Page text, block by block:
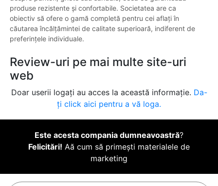
produse rezistente și confortabile. Societatea are ca
obiectiv să ofere o gamă completă pentru cei aflați în
căutarea încălțămintei de calitate superioară, indiferent de
preferințele individuale.
Review-uri pe mai multe site-uri
web
Doar userii logați au acces la această informație. Da-
ți click aici pentru a vă loga.
Este acesta compania dumneavoastră?
Felicitări! Aă cum să primești materialele de
marketing